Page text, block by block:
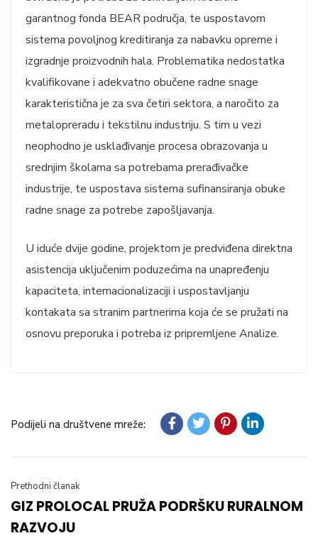
garantnog fonda BEAR područja, te uspostavom
sistema povoljnog kreditiranja za nabavku opreme i
izgradnje proizvodnih hala. Problematika nedostatka
kvalifikovane i adekvatno obučene radne snage
karakteristična je za sva četiri sektora, a naročito za
metalopreradu i tekstilnu industriju. S tim u vezi
neophodno je usklađivanje procesa obrazovanja u
srednjim školama sa potrebama prerađivačke
industrije, te uspostava sistema sufinansiranja obuke
radne snage za potrebe zapošljavanja.
U iduće dvije godine, projektom je predviđena direktna
asistencija uključenim poduzećima na unapređenju
kapaciteta, internacionalizaciji i uspostavljanju
kontakata sa stranim partnerima koja će se pružati na
osnovu preporuka i potreba iz pripremljene Analize.
Podijeli na društvene mreže:
Prethodni članak
GIZ PROLOCAL PRUŽA PODRŠKU RURALNOM
RAZVOJU